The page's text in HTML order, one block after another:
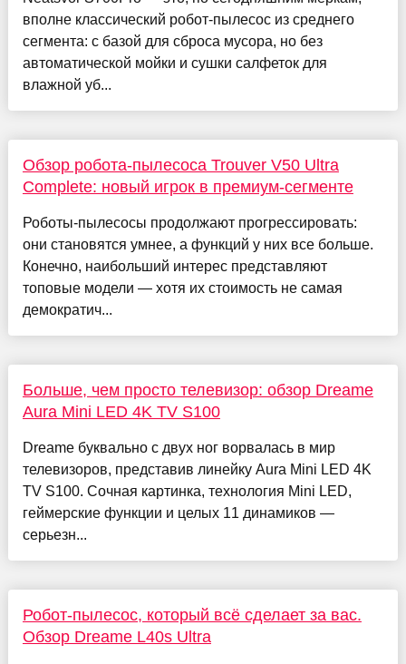
вполне классический робот-пылесос из среднего
сегмента: с базой для сброса мусора, но без
автоматической мойки и сушки салфеток для
влажной уб...
Обзор робота-пылесоса Trouver V50 Ultra
Complete: новый игрок в премиум-сегменте
Роботы-пылесосы продолжают прогрессировать:
они становятся умнее, а функций у них все больше.
Конечно, наибольший интерес представляют
топовые модели — хотя их стоимость не самая
демократич...
Больше, чем просто телевизор: обзор Dreame
Aura Mini LED 4K TV S100
Dreame буквально с двух ног ворвалась в мир
телевизоров, представив линейку Aura Mini LED 4K
TV S100. Сочная картинка, технология Мini LED,
геймерские функции и целых 11 динамиков —
серьезн...
Робот-пылесос, который всё сделает за вас.
Обзор Dreame L40s Ultra